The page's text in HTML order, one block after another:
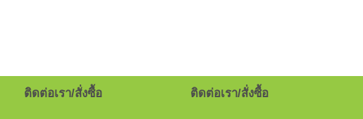
ติดต่อเรา/สั่งซื้อ ติดต่อเรา/สั่งซื้อ